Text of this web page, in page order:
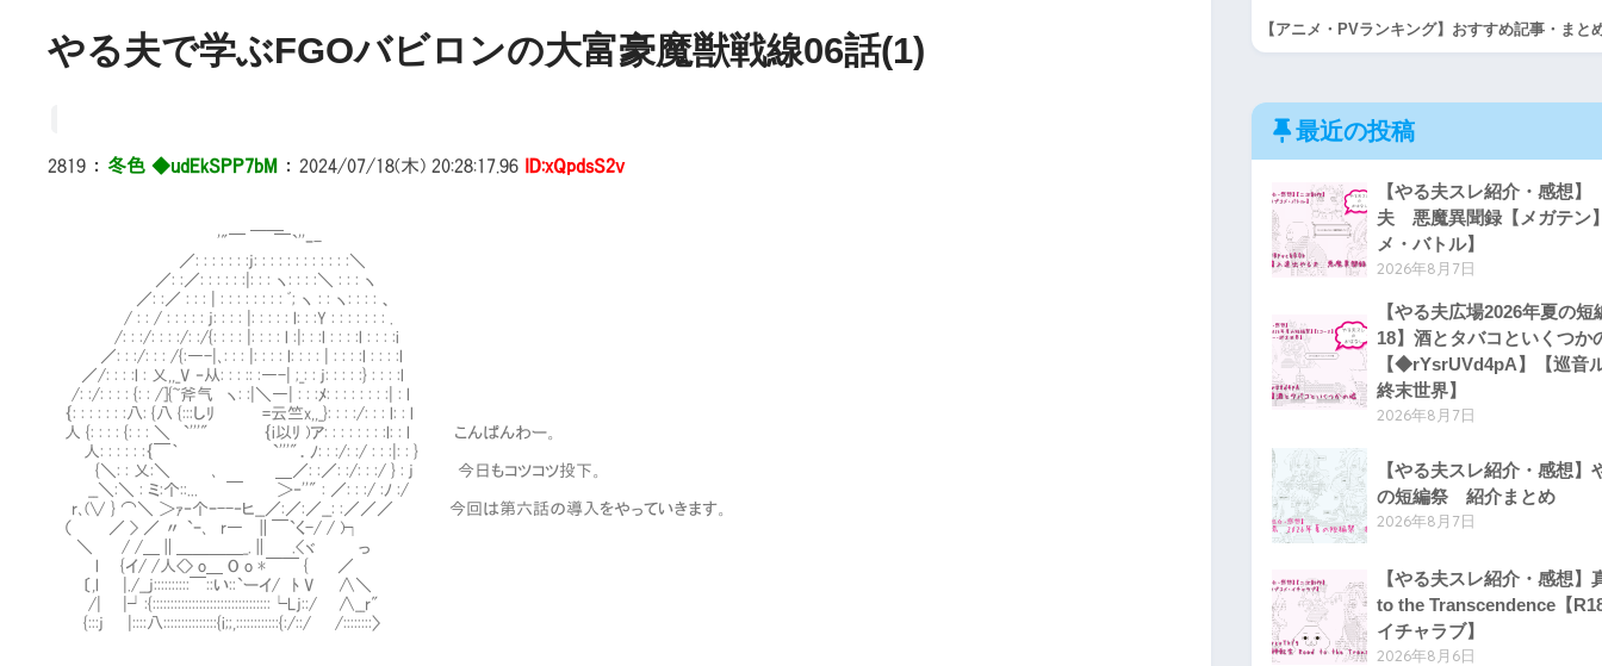
やる夫で学ぶFGOバビロンの大富豪魔獣戦線06話(1)
2819 ： 冬色 ◆udEkSPP7bM ： 2024/07/18(木) 20:28:17.96 ID:xQpdsS2v
'"￣ ￣`''ｰ-
／: : : : : : :j: : : : : : : : : : : :＼
／: :／: : : : : :|: : : ヽ: : : :＼ : : : ヽ
／: :／ : : : | : : : : : : : : ﾞ; ヽ : : ヽ: : : : 、
/ : : / : : : : : j: : : : |: : : : : l: : :Y : : : : : : : .
/: : :/: : : :/: :/{: : : : |: : : : l :|: : :l : : : :l : : : :i
／: : :/: : : /{:―-|､: : : |: : : : l: : : : | : : : :l : : : :l
／/: : : :l : 乂,,_V ‐从: : : :: :―-| ;_: : j: : : : :} : : : :l
/: :/: : : : {: : /]{~斧气 ヽ: :|＼―| : : :ﾒ: : : : : : : :| : l
｛: : : : : : :八: {八 {:::しﾘ =云竺x,,_}: : : :/: : : l: : l
人 {: : : : {: : : ＼ `'''" ｛i以ﾘ )ア: : : : : : : :l: : l こんぱんわー。
人: : : : : :｛￣｀ `'''"．ﾉ: : :/: :/ : : :|: : }
{＼: : 乂:＼ ､ ＿／: :／: :/: : :/ } : j 今日もコツコツ投下。
__＼:＼ : ミ:个::... ￣ ＞‐''" : ／: : :/ :ﾉ :/
r､(∨ } ⌒＼ ＞ｧ‐个ｰ--‐ヒ__／:／:／__: :／／／ 今回は第六話の導入をやっていきます。
（ ／ > ／ 〃 `ｰ､ r― ∥￣`く-/ / )┐
＼ / /＿∥＿＿＿＿_.∥ .<ヾ っ
l {イ/ /人<> o＿ O o *￣￣ { ／
〔,l |./__j::::::::::￣::い::`ーイ/ ﾄ V ∧＼
/| |┘:{:::::::::::::::::::::::::::::::::└Lj::/ ∧__r"
{:::j |::::八:::::::::::::::{i;;,::::::::::::{:/::/ /::::::::〉
【アニメ・PVランキング】おすすめ記事・まと
最近の投稿
【やる夫スレ紹介・感想
夫 悪魔異聞録【メガテン
メ・バトル】
2026年8月7日
【やる夫広場2026年夏の
18】酒とタバコといくつか
【◆rYsrUVd4pA】【巡音
終末世界】
2026年8月7日
【やる夫スレ紹介・感想】
の短編祭 紹介まとめ
2026年8月7日
【やる夫スレ紹介・感想
to the Transcendence【
イチャラブ】
2026年8月6日